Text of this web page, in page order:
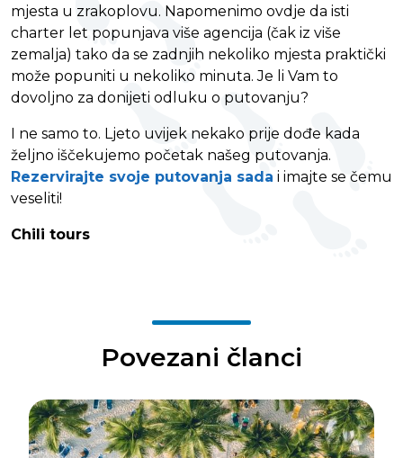
mjesta u zrakoplovu. Napomenimo ovdje da isti
charter let popunjava više agencija (čak iz više
zemalja) tako da se zadnjih nekoliko mjesta praktički
može popuniti u nekoliko minuta. Je li Vam to
dovoljno za donijeti odluku o putovanju?
I ne samo to. Ljeto uvijek nekako prije dođe kada
željno iščekujemo početak našeg putovanja.
Rezervirajte svoje putovanja sada i imajte se čemu
veseliti!
Chili tours
Povezani članci